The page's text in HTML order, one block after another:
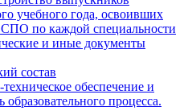
учебного года, освоивших
по каждой специальности
и иные документы
состав
обеспечение и
образовательного процесса.